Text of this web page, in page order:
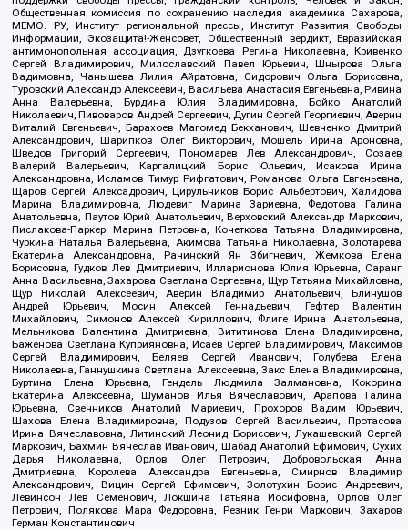
Общественная комиссия по сохранению наследия академика Сахарова,
МЕМО. РУ, Институт региональной прессы, Институт Развития Свободы
Информации, Экозащита!-Женсовет, Общественный вердикт, Евразийская
антимонопольная ассоциация, Дзугкоева Регина Николаевна, Кривенко
Сергей Владимирович, Милославский Павел Юрьевич, Шнырова Ольга
Вадимовна, Чанышева Лилия Айратовна, Сидорович Ольга Борисовна,
Туровский Александр Алексеевич, Васильева Анастасия Евгеньевна, Ривина
Анна Валерьевна, Бурдина Юлия Владимировна, Бойко Анатолий
Николаевич, Пивоваров Андрей Сергеевич, Дугин Сергей Георгиевич, Аверин
Виталий Евгеньевич, Барахоев Магомед Бекханович, Шевченко Дмитрий
Александрович, Шарипков Олег Викторович, Мошель Ирина Ароновна,
Шведов Григорий Сергеевич, Пономарев Лев Александрович, Созаев
Валерий Валерьевич, Каргалицкий Борис Юльевич, Исакова Ирина
Александровна, Исламов Тимур Рифгатович, Романова Ольга Евгеньевна,
Щаров Сергей Алексадрович, Цирульников Борис Альбертович, Халидова
Марина Владимировна, Людевиг Марина Зариевна, Федотова Галина
Анатольевна, Паутов Юрий Анатольевич, Верховский Александр Маркович,
Пислакова-Паркер Марина Петровна, Кочеткова Татьяна Владимировна,
Чуркина Наталья Валерьевна, Акимова Татьяна Николаевна, Золотарева
Екатерина Александровна, Рачинский Ян Збигневич, Жемкова Елена
Борисовна, Гудков Лев Дмитриевич, Илларионова Юлия Юрьевна, Саранг
Анна Васильевна, Захарова Светлана Сергеевна, Щур Татьяна Михайловна,
Щур Николай Алексеевич, Аверин Владимир Анатольевич, Блинушов
Андрей Юрьевич, Мосин Алексей Геннадьевич, Гефтер Валентин
Михайлович, Симонов Алексей Кириллович, Флиге Ирина Анатольевна,
Мельникова Валентина Дмитриевна, Вититинова Елена Владимировна,
Баженова Светлана Куприяновна, Исаев Сергей Владимирович, Максимов
Сергей Владимирович, Беляев Сергей Иванович, Голубева Елена
Николаевна, Ганнушкина Светлана Алексеевна, Закс Елена Владимировна,
Буртина Елена Юрьевна, Гендель Людмила Залмановна, Кокорина
Екатерина Алексеевна, Шуманов Илья Вячеславович, Арапова Галина
Юрьевна, Свечников Анатолий Мариевич, Прохоров Вадим Юрьевич,
Шахова Елена Владимировна, Подузов Сергей Васильевич, Протасова
Ирина Вячеславовна, Литинский Леонид Борисович, Лукашевский Сергей
Маркович, Бахмин Вячеслав Иванович, Шабад Анатолий Ефимович, Сухих
Дарья Николаевна, Орлов Олег Петрович, Добровольская Анна
Дмитриевна, Королева Александра Евгеньевна, Смирнов Владимир
Александрович, Вицин Сергей Ефимович, Золотухин Борис Андреевич,
Левинсон Лев Семенович, Локшина Татьяна Иосифовна, Орлов Олег
Петрович, Полякова Мара Федоровна, Резник Генри Маркович, Захаров
Герман Константинович